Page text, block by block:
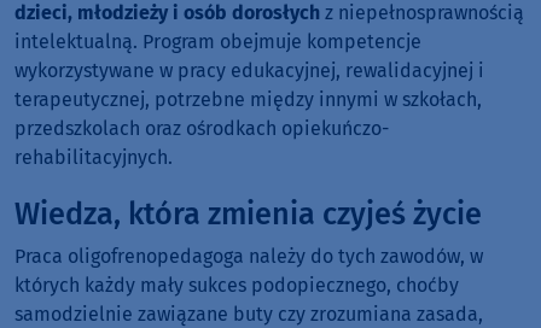
dzieci, młodzieży i osób dorosłych z niepełnosprawnością
intelektualną. Program obejmuje kompetencje
wykorzystywane w pracy edukacyjnej, rewalidacyjnej i
terapeutycznej, potrzebne między innymi w szkołach,
przedszkolach oraz ośrodkach opiekuńczo-
rehabilitacyjnych.
Wiedza, która zmienia czyjeś życie
Praca oligofrenopedagoga należy do tych zawodów, w
których każdy mały sukces podopiecznego, choćby
samodzielnie zawiązane buty czy zrozumiana zasada,